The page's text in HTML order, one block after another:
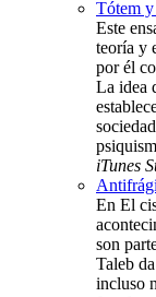
Tótem
Este
teoría y
por él
La idea
iTunes
En El
son
Taleb
incluso